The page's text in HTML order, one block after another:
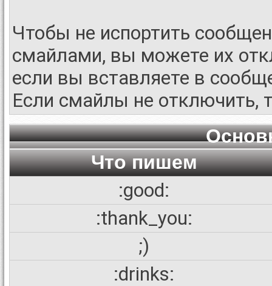
Чтобы не испортить
смайлами, вы можете их
если вы вставляете в
Если смайлы не отключить,
Что пишем
:good:
:thank_you:
;)
:drinks: